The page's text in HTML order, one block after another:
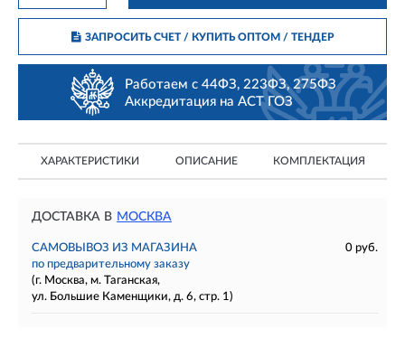
ЗАПРОСИТЬ СЧЕТ / КУПИТЬ ОПТОМ/ ТЕНДЕР
Работаем с 44ФЗ, 223ФЗ, 275ФЗ
Аккредитация на АСТ ГОЗ
ХАРАКТЕРИСТИКИ ОПИСАНИЕ КОМПЛЕКТАЦИЯ
ДОСТАВКА В МОСКВА
САМОВЫВОЗ ИЗ МАГАЗИНА
0 руб.
по предварительному заказу
(г. Москва, м. Таганская,
ул. Большие Каменщики, д. 6, стр. 1)